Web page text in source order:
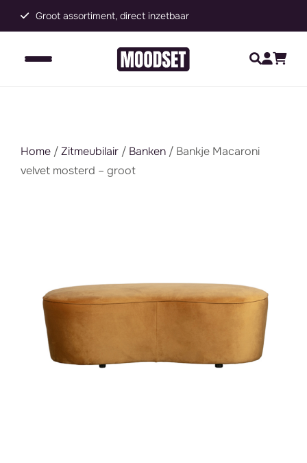
Groot assortiment, direct inzetbaar
Home /Zitmeubilair / Banken / Bankje Macaroni
velvet mosterd – groot